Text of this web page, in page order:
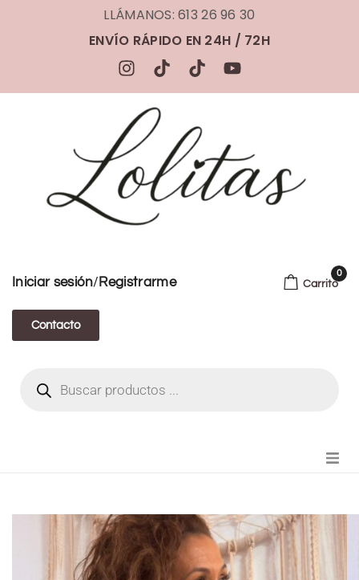
LLÁMANOS: 613 26 96 30
ENVÍO RÁPIDO EN 24H / 72H
Iniciar sesión/ Registrarme
Contacto
Carrito
0
FIANZA TIKTOK